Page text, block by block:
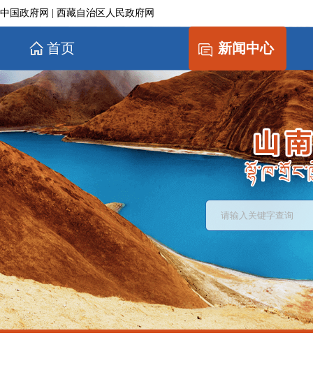
中国政府网 西藏自治区人民政府网
首页 新闻中心